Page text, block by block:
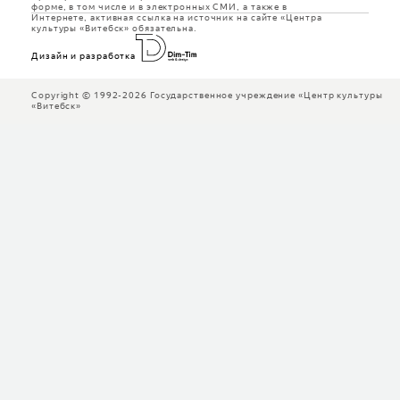
форме, в том числе и в электронных СМИ, а также в
Интернете, активная ссылка на источник на сайте «Центра
культуры «Витебск» обязательна.
Дизайн и разработка
Copyright © 1992-2026 Государственное учреждение «Центр культуры
«Витебск»